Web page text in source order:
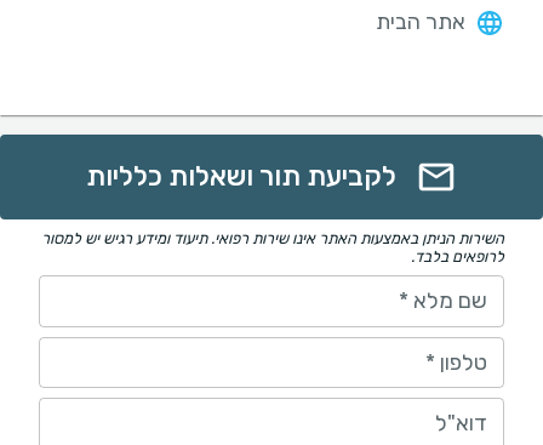
אתר הבית
לקביעת תור ושאלות כלליות
השירות הניתן באמצעות האתר אינו שירות רפואי. תיעוד ומידע רגיש יש למסור
לרופאים בלבד.
שם מלא *
טלפון *
דוא"ל